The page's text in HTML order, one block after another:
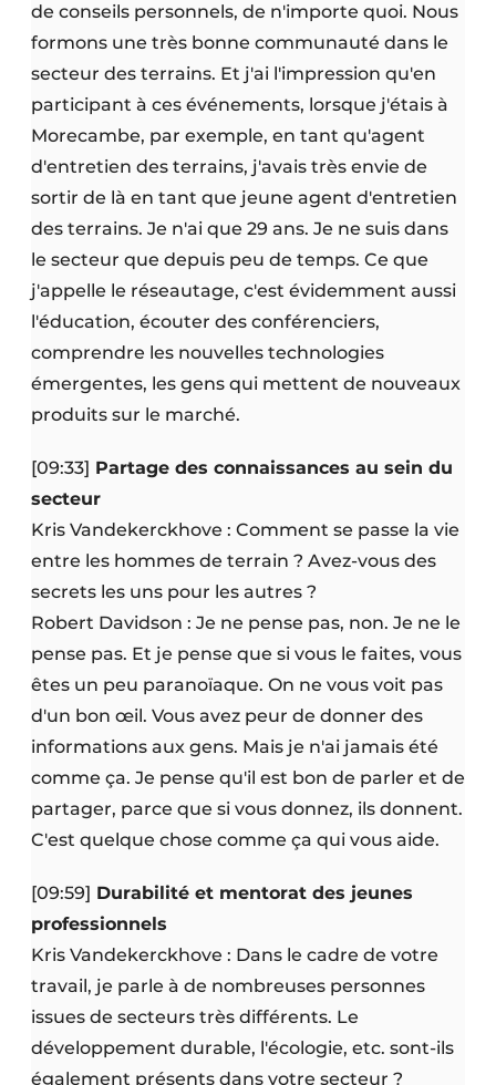
de conseils personnels, de n'importe quoi. Nous
formons une très bonne communauté dans le
secteur des terrains. Et j'ai l'impression qu'en
participant à ces événements, lorsque j'étais à
Morecambe, par exemple, en tant qu'agent
d'entretien des terrains, j'avais très envie de
sortir de là en tant que jeune agent d'entretien
des terrains. Je n'ai que 29 ans. Je ne suis dans
le secteur que depuis peu de temps. Ce que
j'appelle le réseautage, c'est évidemment aussi
l'éducation, écouter des conférenciers,
comprendre les nouvelles technologies
émergentes, les gens qui mettent de nouveaux
produits sur le marché.
[09:33] Partage des connaissances au sein du
secteur
Kris Vandekerckhove : Comment se passe la vie
entre les hommes de terrain ? Avez-vous des
secrets les uns pour les autres ?
Robert Davidson : Je ne pense pas, non. Je ne le
pense pas. Et je pense que si vous le faites, vous
êtes un peu paranoïaque. On ne vous voit pas
d'un bon œil. Vous avez peur de donner des
informations aux gens. Mais je n'ai jamais été
comme ça. Je pense qu'il est bon de parler et de
partager, parce que si vous donnez, ils donnent.
C'est quelque chose comme ça qui vous aide.
[09:59] Durabilité et mentorat des jeunes
professionnels
Kris Vandekerckhove : Dans le cadre de votre
travail, je parle à de nombreuses personnes
issues de secteurs très différents. Le
développement durable, l'écologie, etc. sont-ils
également présents dans votre secteur ?